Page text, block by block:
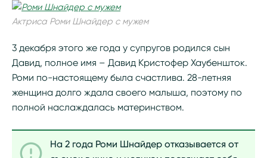
Актриса Роми Шнайдер с мужем
3 декабря этого же года у супругов родился сын
Давид, полное имя – Давид Кристофер Хаубеншток.
Роми по-настоящему была счастлива. 28-летняя
женщина долго ждала своего малыша, поэтому по
полной наслаждалась материнством.
На 2 года Роми Шнайдер отказывается от